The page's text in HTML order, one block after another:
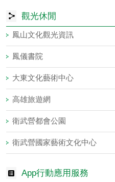
觀光休閒
鳳山文化觀光資訊
鳳儀書院
大東文化藝術中心
高雄旅遊網
衛武營都會公園
衛武營國家藝術文化中心
App行動應用服務